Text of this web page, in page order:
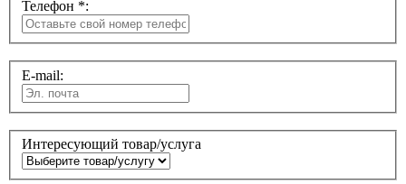
Телефон *:
E-mail:
Интересующий товар/услуга